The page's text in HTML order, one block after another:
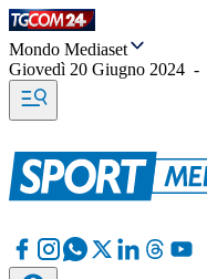
Mondo Mediaset
Giovedì 20 Giugno 2024 -